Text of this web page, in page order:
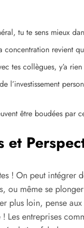
tu te sens mieux
concentration revient
tes collègues, y’a
l’investissement
être boudées par
! On peut intégrer
ou même se
plus loin, pense
Les entreprises